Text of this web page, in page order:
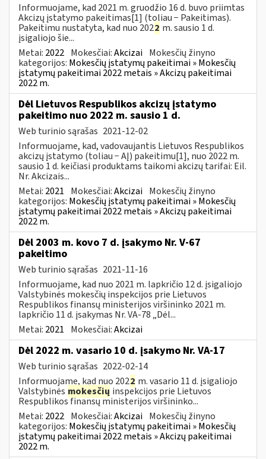
Informuojame, kad 2021 m. gruodžio 16 d. buvo priimtas
Akcizų įstatymo pakeitimas[1] (toliau − Pakeitimas).
Pakeitimu nustatyta, kad nuo 2022 m. sausio 1 d.
įsigaliojo šie...
Metai: 2022 Mokesčiai:Akcizai Mokesčių žinyno
kategorijos: Mokesčių įstatymų pakeitimai » Mokesčių
įstatymų pakeitimai 2022 metais » Akcizų pakeitimai
2022 m.
Dėl Lietuvos Respublikos akcizų įstatymo
pakeitimo nuo 2022 m. sausio 1 d.
Web turinio sąrašas 2021-12-02
Informuojame, kad, vadovaujantis Lietuvos Respublikos
akcizų įstatymo (toliau − AĮ) pakeitimu[1], nuo 2022 m.
sausio 1 d. keičiasi produktams taikomi akcizų tarifai: Eil.
Nr. Akcizais...
Metai: 2021 Mokesčiai:Akcizai Mokesčių žinyno
kategorijos: Mokesčių įstatymų pakeitimai » Mokesčių
įstatymų pakeitimai 2022 metais » Akcizų pakeitimai
2022 m.
Dėl 2003 m. kovo 7 d. įsakymo Nr. V-67
pakeitimo
Web turinio sąrašas 2021-11-16
Informuojame, kad nuo 2021 m. lapkričio 12 d. įsigaliojo
Valstybinės mokesčių inspekcijos prie Lietuvos
Respublikos finansų ministerijos viršininko 2021 m.
lapkričio 11 d. įsakymas Nr. VA-78 „Dėl...
Metai: 2021 Mokesčiai:Akcizai
Dėl 2022 m. vasario 10 d. įsakymo Nr. VA-17
Web turinio sąrašas 2022-02-14
Informuojame, kad nuo 2022 m. vasario 11 d. įsigaliojo
Valstybinės mokesčių inspekcijos prie Lietuvos
Respublikos finansų ministerijos viršininko...
Metai: 2022 Mokesčiai:Akcizai Mokesčių žinyno
kategorijos: Mokesčių įstatymų pakeitimai » Mokesčių
įstatymų pakeitimai 2022 metais » Akcizų pakeitimai
2022 m.